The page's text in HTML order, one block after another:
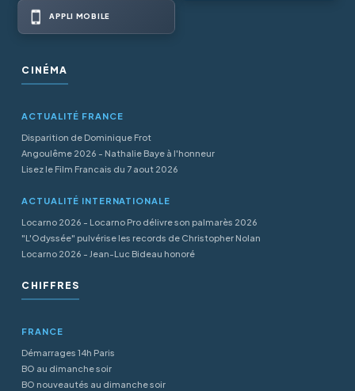
APPLI MOBILE
CINÉMA
ACTUALITÉ FRANCE
Disparition de Dominique Frot
Angoulême 2026 - Nathalie Baye à l'honneur
Lisez le Film Francais du 7 aout 2026
ACTUALITÉ INTERNATIONALE
Locarno 2026 - Locarno Pro délivre son palmarès 2026
"L'Odyssée" pulvérise les records de Christopher Nolan
Locarno 2026 - Jean-Luc Bideau honoré
CHIFFRES
FRANCE
Démarrages 14h Paris
BO au dimanche soir
BO nouveautés au dimanche soir